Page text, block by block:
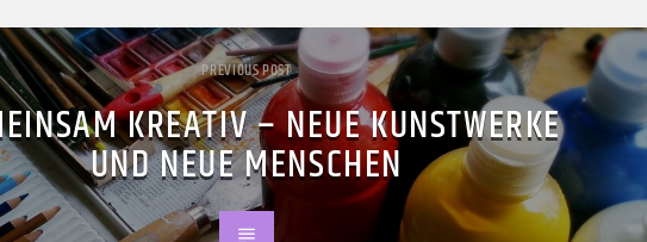
PREVIOUS POST
KREATIV – NEUE KUNSTWERKE
UND NEUE MENSCHEN